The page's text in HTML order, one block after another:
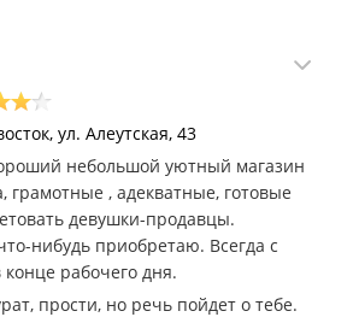
ул. Алеутская, 43
небольшой уютный магазин
грамотные , адекватные, готовые
девушки-продавцы.
нибудь приобретаю. Всегда с
рабочего дня.
прости, но речь пойдет о тебе.